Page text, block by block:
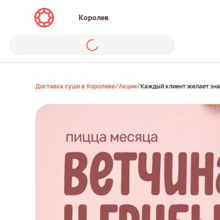
Королев
Доставка суши в Королеве/Акции/Каждый клиент желает